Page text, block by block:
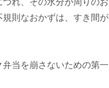
れ、その水分が周りのお
則なおかずは、すき間が
当を崩さないための第一